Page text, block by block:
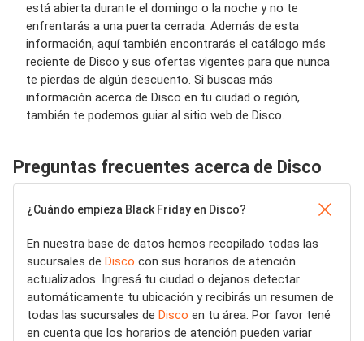
está abierta durante el domingo o la noche y no te
enfrentarás a una puerta cerrada. Además de esta
información, aquí también encontrarás el catálogo más
reciente de Disco y sus ofertas vigentes para que nunca
te pierdas de algún descuento. Si buscas más
información acerca de Disco en tu ciudad o región,
también te podemos guiar al sitio web de Disco.
Preguntas frecuentes acerca de Disco
¿Cuándo empieza Black Friday en Disco?
En nuestra base de datos hemos recopilado todas las
sucursales de Disco con sus horarios de atención
actualizados. Ingresá tu ciudad o dejanos detectar
automáticamente tu ubicación y recibirás un resumen de
todas las sucursales de Disco en tu área. Por favor tené
en cuenta que los horarios de atención pueden variar